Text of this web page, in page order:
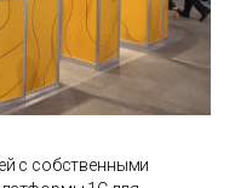
с собственными